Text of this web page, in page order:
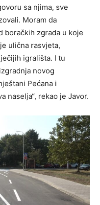
sa njima, sve
Moram da
boračkih zgrada u koje
ulična rasvjeta,
igrališta. I tu
novog
Pećana i
naselja“, rekao je Javor.